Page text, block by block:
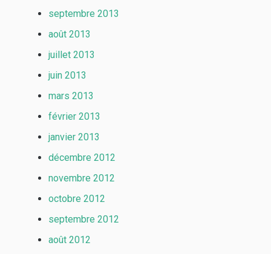
septembre 2013
août 2013
juillet 2013
juin 2013
mars 2013
février 2013
janvier 2013
décembre 2012
novembre 2012
octobre 2012
septembre 2012
août 2012